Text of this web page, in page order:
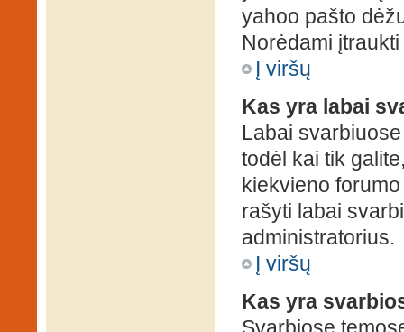
yahoo pašto
Norėdami
Į viršų
Kas yra labai
Labai
todėl kai tik
kiekvieno
rašyti labai
administratorius.
Į viršų
Kas yra